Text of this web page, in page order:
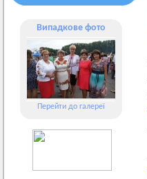
Випадкове фото
Перейти до галереї